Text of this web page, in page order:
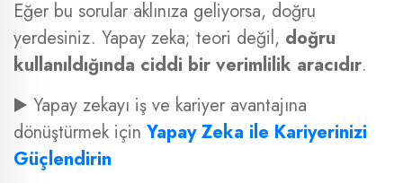
Eğer bu sorular aklınıza geliyorsa, doğru
yerdesiniz. Yapay zeka; teori değil, doğru
kullanıldığında ciddi bir verimlilik aracıdır.
▶️ Yapay zekayı iş ve kariyer avantajına
dönüştürmek için Yapay Zeka ile Kariyerinizi
Güçlendirin